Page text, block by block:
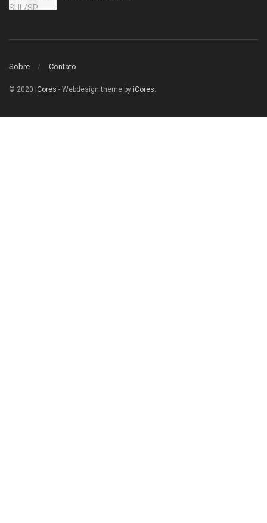
Sobre Contato
© 2020 iCores - Webdesign theme by iCores.